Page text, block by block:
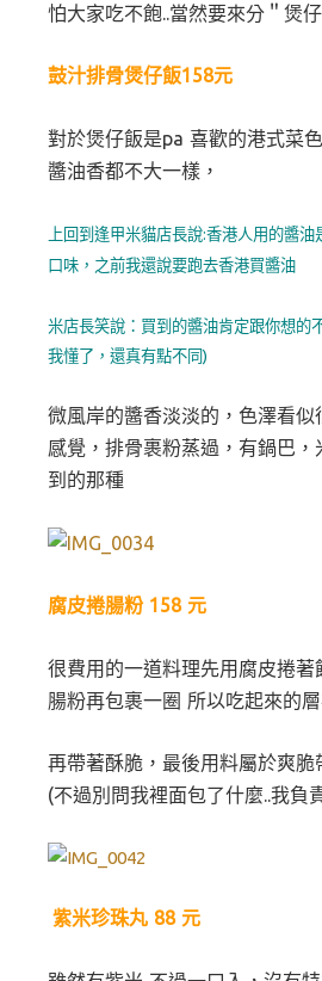
怕大家吃不飽..當然要來分＂煲仔
鼓汁排骨煲仔飯158元
對於煲仔飯是pa 喜歡的港式菜
醬油香都不大一樣，
上回到逢甲米貓店長說:香港人用的醬油
口味，之前我還說要跑去香港買醬油
米店長笑說：買到的醬油肯定跟你想的
我懂了，還真有點不同)
微風岸的醬香淡淡的，色澤看
感覺，排骨裹粉蒸過，有鍋巴，
到的那種
腐皮捲腸粉 158 元
很費用的一道料理先用腐皮捲
腸粉再包裹一圈 所以吃起來的
再帶著酥脆，最後用料屬於爽脆
(不過別問我裡面包了什麼..我負
紫米珍珠丸 88 元